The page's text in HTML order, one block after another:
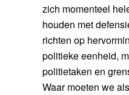
zich momenteel
houden met
richten op
politieke eenheid,
politietaken en
Waar moeten we